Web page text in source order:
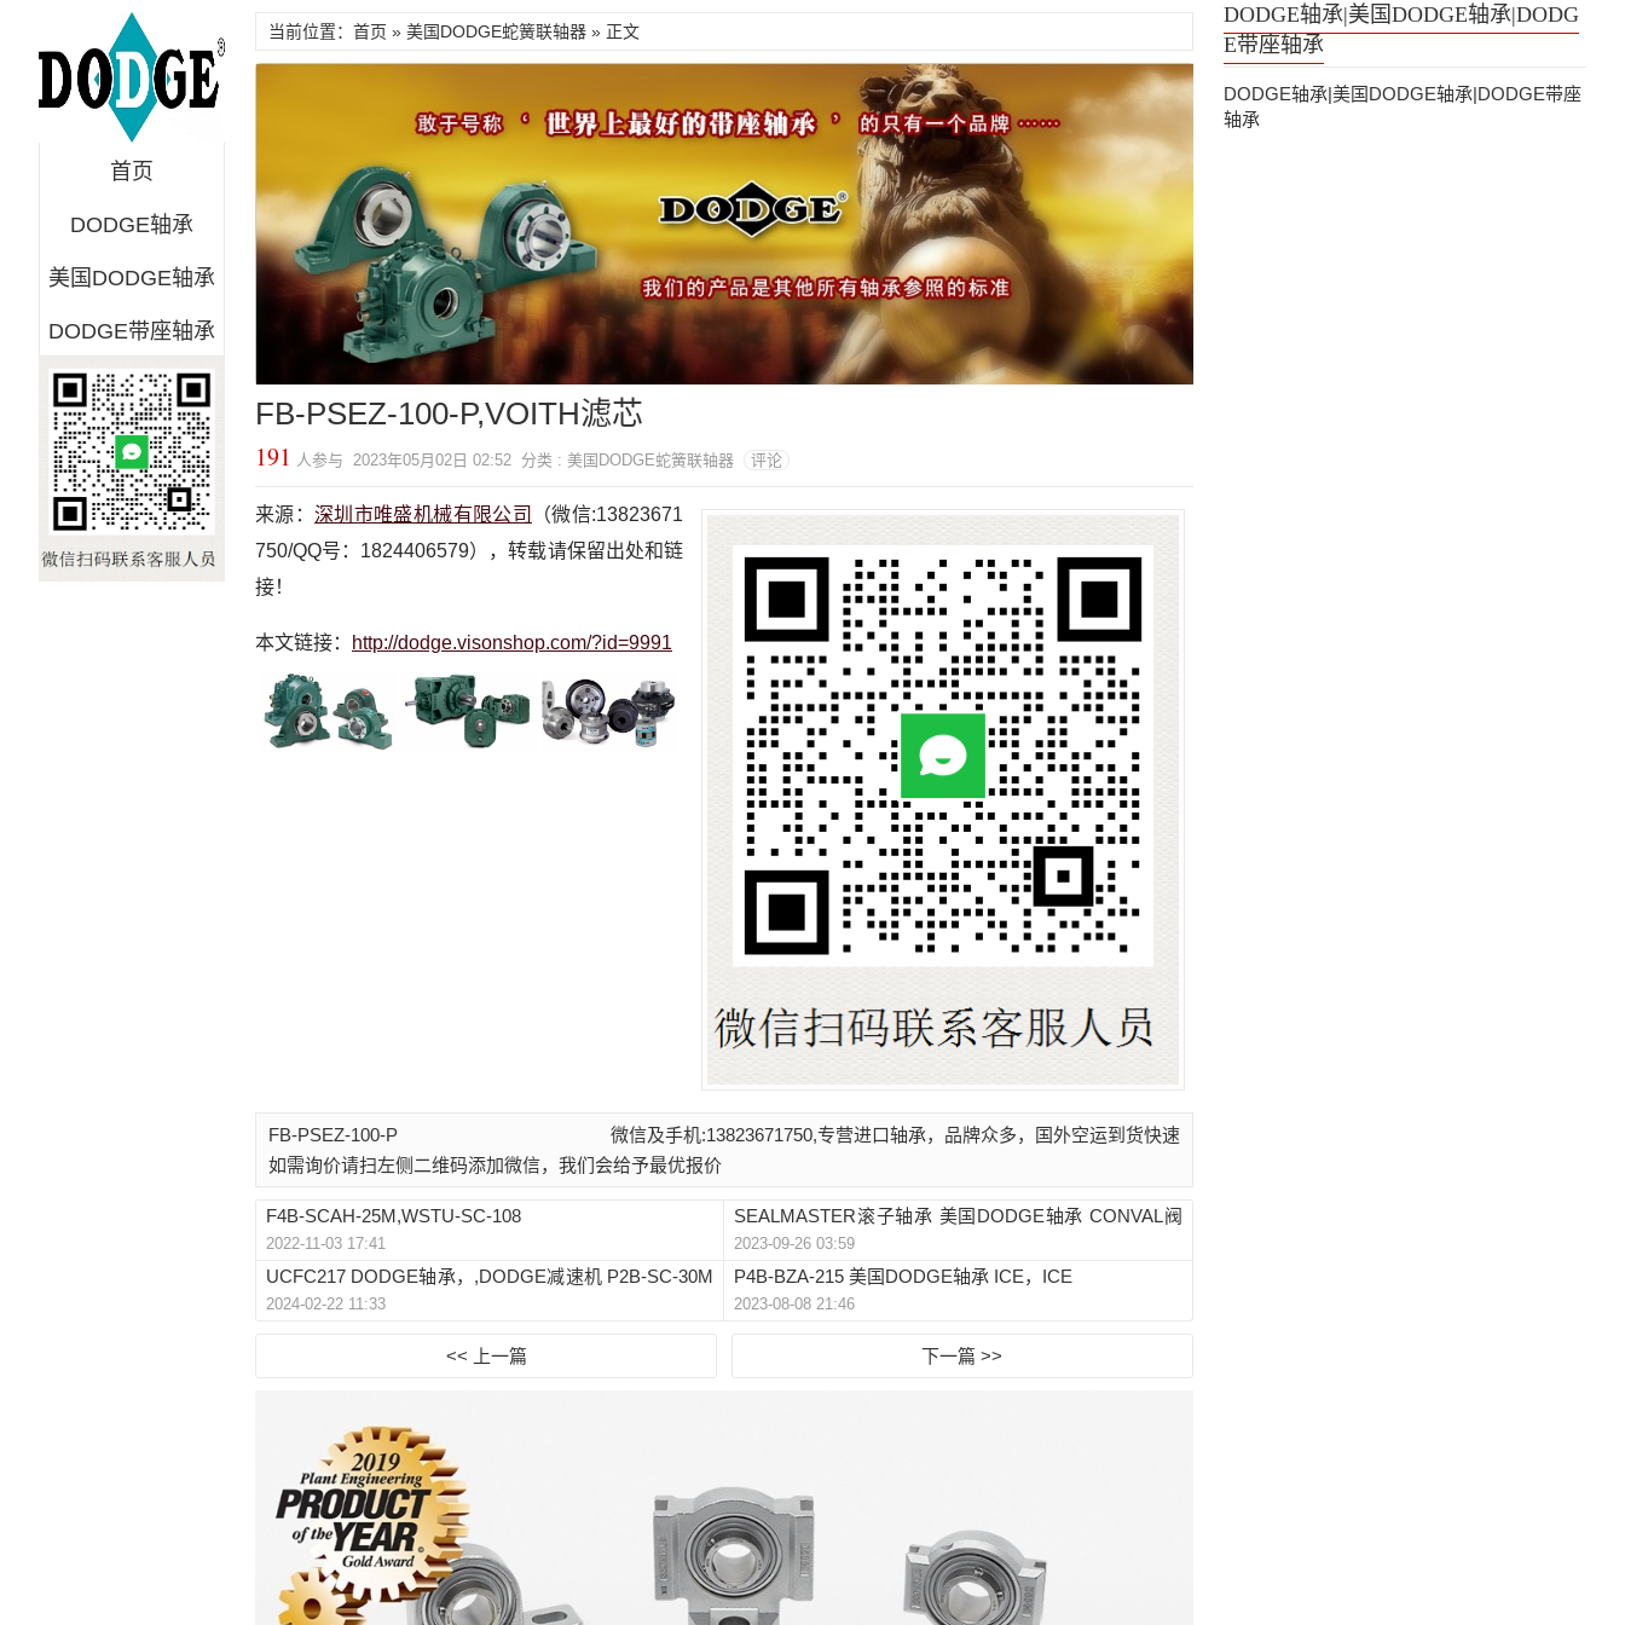
首页
DODGE轴承
美国DODGE轴承
DODGE带座轴承
当前位置：首页 » 美国DODGE蛇簧联轴器 » 正文
FB-PSEZ-100-P,VOITH滤芯
191 人参与 2023年05月02日 02:52 分类 : 美国DODGE蛇簧联轴器 评论
来源：深圳市唯盛机械有限公司
（微信:13823671
750/QQ号：1824406579），转载请保留出处和链
接！
本文链接： http://dodge.visonshop.com/?id=9991
微信及手机:13823671750,专营进口轴承，品牌众多，国外空运到货快速
FB-PSEZ-100-P
如需询价请扫左侧二维码添加微信，我们会给予最优报价
F4B-SCAH-25M,WSTU-SC-108
2022-11-03 17:41
SEALMASTER滚子轴承 美国DODGE轴承 CONVAL阀
门
2023-09-26 03:59
UCFC217 DODGE轴承，,DODGE减速机 P2B-SC-30M
-NL
2024-02-22 11:33
P4B-BZA-215 美国DODGE轴承 ICE，ICE
2023-08-08 21:46
<< 上一篇 下一篇 >>
DODGE轴承|美国DODGE轴承|DODG
E带座轴承
DODGE轴承|美国DODGE轴承|DODGE带座
轴承